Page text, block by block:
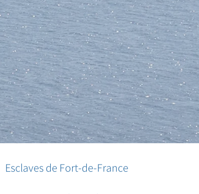
Esclaves de Fort-de-France